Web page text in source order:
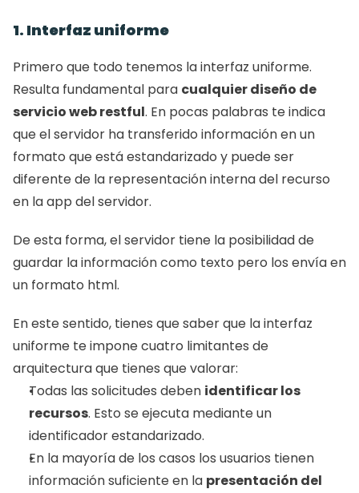
1. Interfaz uniforme
Primero que todo tenemos la interfaz uniforme.
Resulta fundamental para cualquier diseño de
servicio web restful. En pocas palabras te indica
que el servidor ha transferido información en un
formato que está estandarizado y puede ser
diferente de la representación interna del recurso
en la app del servidor.
De esta forma, el servidor tiene la posibilidad de
guardar la información como texto pero los envía en
un formato html.
En este sentido, tienes que saber que la interfaz
uniforme te impone cuatro limitantes de
arquitectura que tienes que valorar:
Todas las solicitudes deben identificar los
recursos. Esto se ejecuta mediante un
identificador estandarizado.
En la mayoría de los casos los usuarios tienen
información suficiente en la presentación del